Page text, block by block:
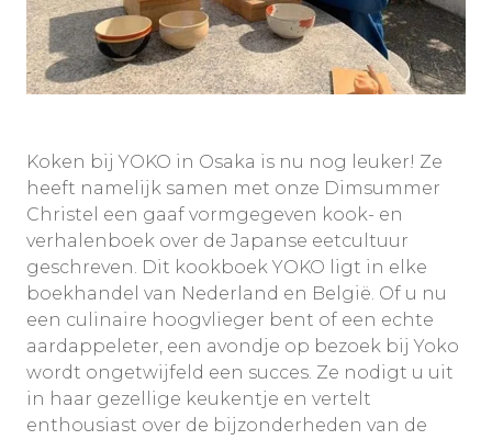
Koken bij YOKO in Osaka is nu nog leuker! Ze
heeft namelijk samen met onze Dimsummer
Christel een gaaf vormgegeven kook- en
verhalenboek over de Japanse eetcultuur
geschreven. Dit kookboek YOKO ligt in elke
boekhandel van Nederland en België. Of u nu
een culinaire hoogvlieger bent of een echte
aardappeleter, een avondje op bezoek bij Yoko
wordt ongetwijfeld een succes. Ze nodigt u uit
in haar gezellige keukentje en vertelt
enthousiast over de bijzonderheden van de